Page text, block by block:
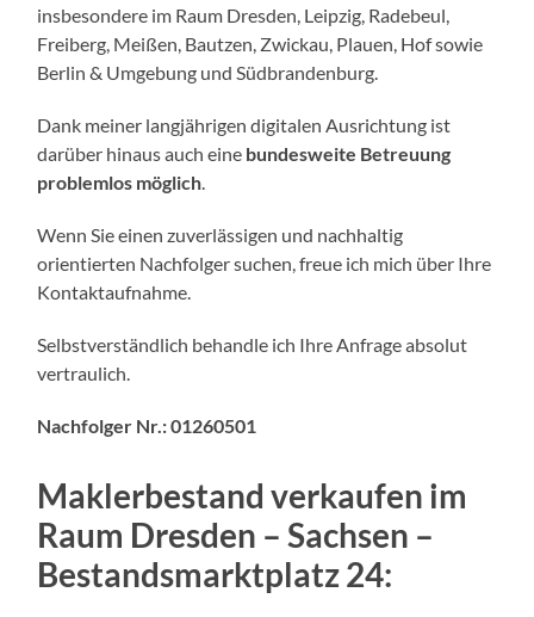
insbesondere im Raum Dresden, Leipzig, Radebeul,
Freiberg, Meißen, Bautzen, Zwickau, Plauen, Hof sowie
Berlin & Umgebung und Südbrandenburg.
Dank meiner langjährigen digitalen Ausrichtung ist
darüber hinaus auch eine bundesweite Betreuung
problemlos möglich.
Wenn Sie einen zuverlässigen und nachhaltig
orientierten Nachfolger suchen, freue ich mich über Ihre
Kontaktaufnahme.
Selbstverständlich behandle ich Ihre Anfrage absolut
vertraulich.
Nachfolger Nr.: 01260501
Maklerbestand verkaufen im
Raum Dresden – Sachsen –
Bestandsmarktplatz 24: